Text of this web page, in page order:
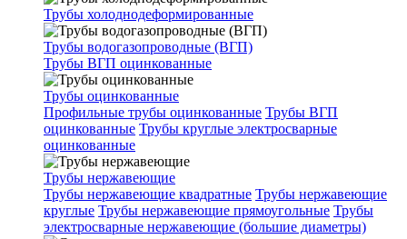
Трубы холоднодеформированные
Трубы водогазопроводные (ВГП)
Трубы ВГП оцинкованные
Трубы оцинкованные
Профильные трубы оцинкованные Трубы ВГП
оцинкованные Трубы круглые электросварные
оцинкованные
Трубы нержавеющие
Трубы нержавеющие квадратные Трубы нержавеющие
круглые Трубы нержавеющие прямоугольные Трубы
электросварные нержавеющие (большие диаметры)